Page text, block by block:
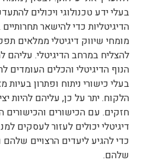
בעלי ידע טכנולוגי ויכולים
הדיגיטליות כדי להישאר
מומחי שיווק דיגיטלי ממלאים
להצליח במרחב הדיגיטלי. עליהם
הנוף הדיגיטלי והכלים העומדים
בעלי כישורי ניתוח ופתרון
הלקוח. יתר על כן, עליהם להיות
חזקים. עם הכישורים והכישורים
דיגיטלי יכולים לעזור לעסקים
כדי להגיע ליעדים הרצויים
שלהם.